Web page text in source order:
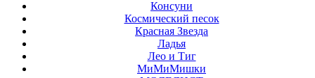
Консуни
Космический песок
Красная Звезда
Ладья
Лео и Тиг
МиМиМишки